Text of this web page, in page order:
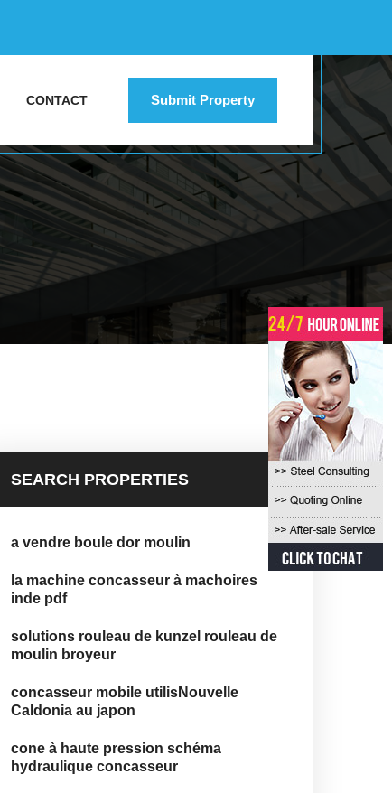
CONTACT Submit Property
SEARCH PROPERTIES
a vendre boule dor moulin
la machine concasseur à machoires
inde pdf
solutions rouleau de kunzel rouleau de
moulin broyeur
concasseur mobile utilisNouvelle
Caldonia au japon
cone à haute pression schéma
hydraulique concasseur